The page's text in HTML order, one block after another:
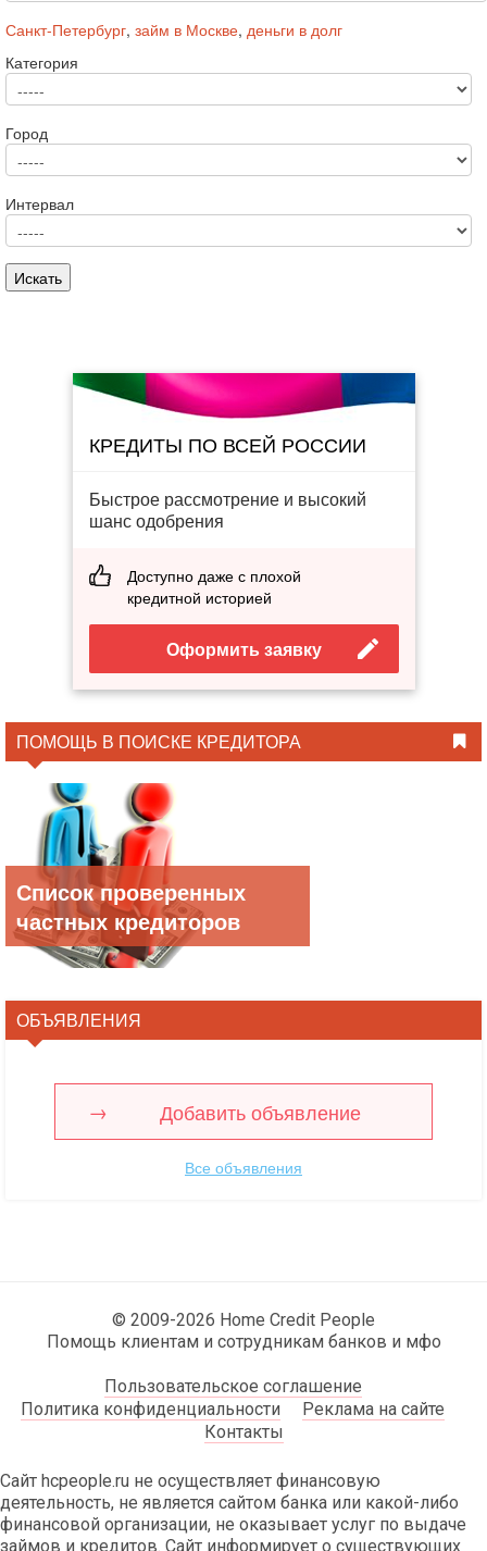
Санкт-Петербург, займ в Москве, деньги в долг
Категория
Город
Интервал
КРЕДИТЫ ПО ВСЕЙ РОССИИ
Быстрое рассмотрение и высокий
шанс одобрения
Доступно даже с плохой
кредитной историей
Оформить заявку
ПОМОЩЬ В ПОИСКЕ КРЕДИТОРА
Список проверенных
частных кредиторов
ОБЪЯВЛЕНИЯ
Добавить объявление
Все объявления
© 2009-2026 Home Credit People
Помощь клиентам и сотрудникам банков и мфо
Пользовательское соглашение
Политика конфиденциальности
Реклама на сайте
Контакты
Сайт hcpeople.ru не осуществляет финансовую
деятельность, не является сайтом банка или какой-либо
финансовой организации, не оказывает услуг по выдаче
займов и кредитов. Сайт информирует о существующих